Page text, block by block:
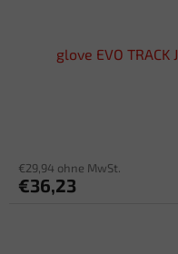
glove EVO
€29,94 ohne MwSt.
€36,23